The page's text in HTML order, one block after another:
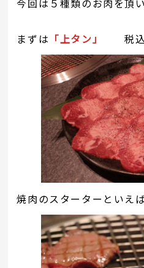
今回は５種類のお肉を頂
まずは 「上タン」 税
焼肉のスターターといえ